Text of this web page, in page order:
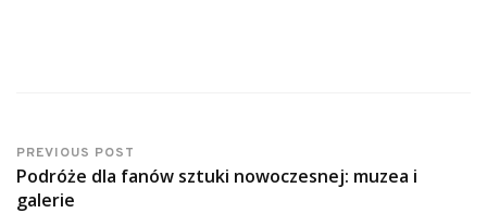
PREVIOUS POST
Podróże dla fanów sztuki nowoczesnej: muzea i
galerie